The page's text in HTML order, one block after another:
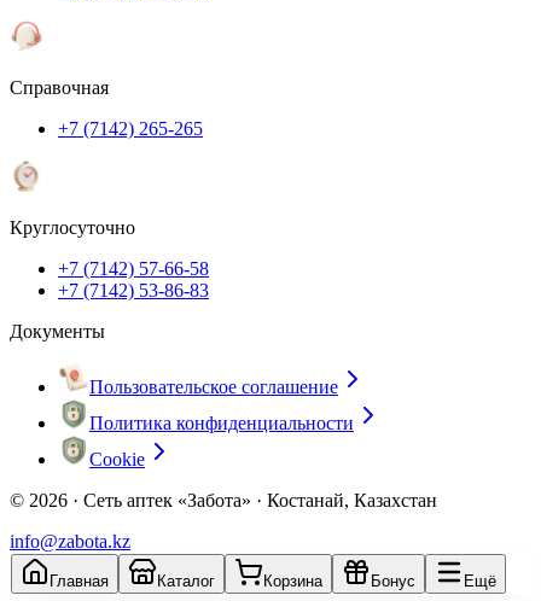
Справочная
+7 (7142) 265-265
Круглосуточно
+7 (7142) 57-66-58
+7 (7142) 53-86-83
Документы
Пользовательское соглашение
Политика конфиденциальности
Cookie
© 2026 · Сеть аптек «Забота» · Костанай, Казахстан
info@zabota.kz
Главная Каталог Корзина Бонус Ещё